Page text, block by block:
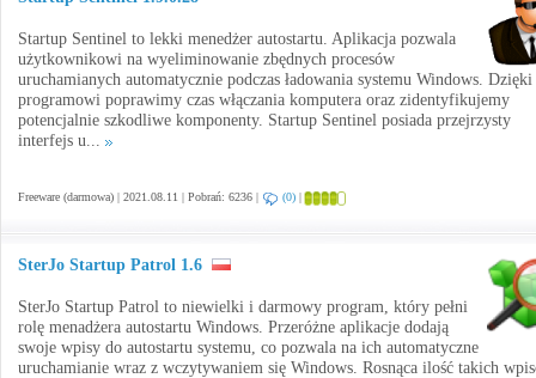
Startup Sentinel to lekki menedżer autostartu. Aplikacja pozwala
użytkownikowi na wyeliminowanie zbędnych procesów
uruchamianych automatycznie podczas ładowania systemu Windows. Dzięki
programowi poprawimy czas włączania komputera oraz zidentyfikujemy
potencjalnie szkodliwe komponenty. Startup Sentinel posiada przejrzysty
interfejs u...
Freeware (darmowa) | 2021.08.11 | Pobrań: 6236 | (0) |
SterJo Startup Patrol 1.6
SterJo Startup Patrol to niewielki i darmowy program, który pełni
rolę menadżera autostartu Windows. Przeróżne aplikacje dodają
swoje wpisy do autostartu systemu, co pozwala na ich automatyczne
uruchamianie wraz z wczytywaniem się Windows. Rosnąca ilość takich